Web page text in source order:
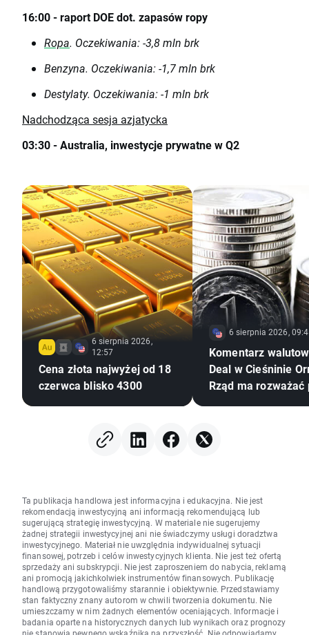
16:00 - raport DOE dot. zapasów ropy
Ropa. Oczekiwania: -3,8 mln brk
Benzyna. Oczekiwania: -1,7 mln brk
Destylaty. Oczekiwania: -1 mln brk
Nadchodząca sesja azjatycka
03:30 - Australia, inwestycje prywatne w Q2
6 sierpnia 2026,
12:57
Cena złota najwyżej od 18
czerwca blisko 4300
6 sierpnia 2026,
Komentarz
Deal w Cieśninie
Rząd ma rozważać
Ta publikacja handlowa jest informacyjna i edukacyjna. Nie jest
rekomendacją inwestycyjną ani informacją rekomendującą lub
sugerującą strategię inwestycyjną. W materiale nie sugerujemy
żadnej strategii inwestycyjnej ani nie świadczymy usługi doradztwa
inwestycyjnego. Materiał nie uwzględnia indywidualnej sytuacji
finansowej, potrzeb i celów inwestycyjnych klienta. Nie jest też ofertą
sprzedaży ani subskrypcji. Nie jest zaproszeniem do nabycia, reklamą
ani promocją jakichkolwiek instrumentów finansowych. Publikację
handlową przygotowaliśmy starannie i obiektywnie. Przedstawiamy
stan faktyczny znany autorom w chwili tworzenia dokumentu. Nie
umieszczamy w nim żadnych elementów oceniających. Informacje i
badania oparte na historycznych danych lub wynikach oraz prognozy